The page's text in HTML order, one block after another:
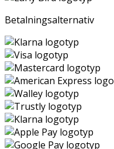
Betalningsalternativ